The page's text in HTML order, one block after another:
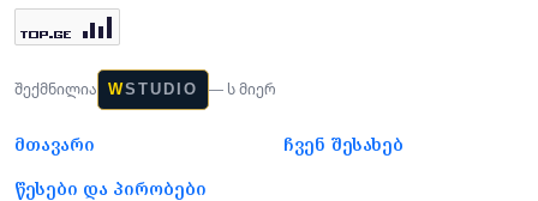
შექმნილია WSTUDIO — ს მიერ
მთავარი
წესები და პირობები
ჩვენ შესახებ